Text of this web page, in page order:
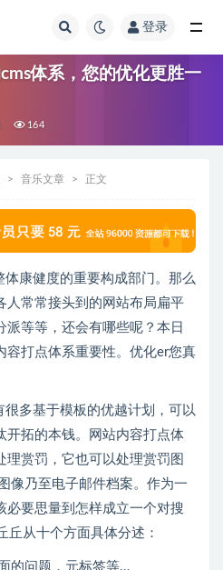
登录
体系，您的优化更胜一
164
音乐文章 正文
康健度的重要构成部门。那么
人常常接头到的网站布局扁平
派等等，还会有哪些呢？本日
容打点体系重要性。优化er您真
多基于模板的优越计划，可以
开拓的本钱。网站内容打点体
理赏罚，它也可以处理赏罚图
像乃至电子邮件档案。作为一
必要思量到怎样成立一个对搜
丘从十个方面具体分述：
问题，元标签等…